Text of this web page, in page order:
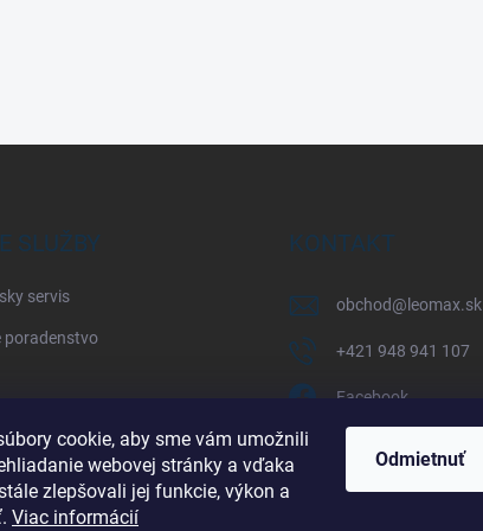
cookie, aby sme vám umožnili
webovej stránky a vďaka
zlepšovali jej funkcie, výkon a
Viac informácií
Odmietnuť
SLUŽBY
servis
poradenstvo
KONTAKT
obchod@ leomax.sk
+421 948 941 107
Facebook
+421 948 941 107